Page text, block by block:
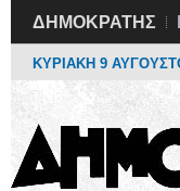
ΔΗΜΟΚΡΑΤΗΣ
ΚΥΡΙΑΚΗ 9